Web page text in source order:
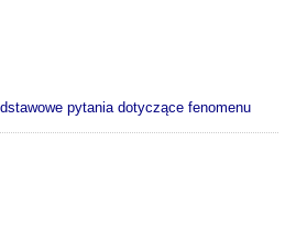
pytania dotyczące fenomenu